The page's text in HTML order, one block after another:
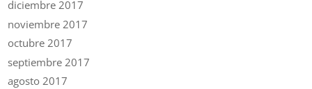
diciembre 2017
noviembre 2017
octubre 2017
septiembre 2017
agosto 2017